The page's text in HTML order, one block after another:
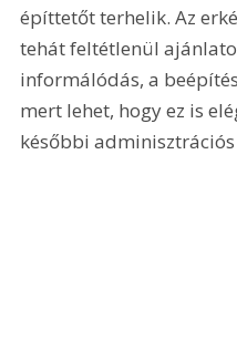
építtetőt terhelik. Az
tehát feltétlenül
informálódás, a
mert lehet, hogy ez is
későbbi